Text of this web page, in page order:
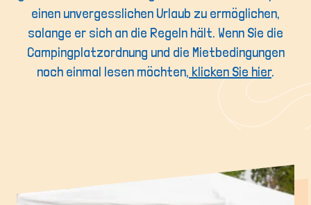
einen unvergesslichen Urlaub zu ermöglichen,
solange er sich an die Regeln hält. Wenn Sie die
Campingplatzordnung und die Mietbedingungen
noch einmal lesen möchten, klicken Sie hier.